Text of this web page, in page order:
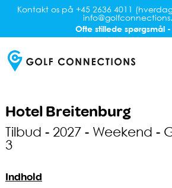
Kontakt os på +45 2636 4011
Ofte stillede spørgsmål -
Hotel Breitenburg
Tilbud - 2027 - Weekend -
3
Indhold